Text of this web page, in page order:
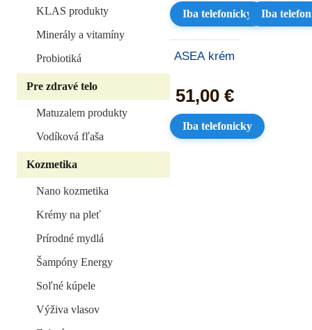
KLAS produkty
Minerály a vitamíny
Probiotiká
Pre zdravé telo
Matuzalem produkty
Vodíková fľaša
Kozmetika
Nano kozmetika
Krémy na pleť
Prírodné mydlá
Šampóny Energy
Soľné kúpele
Výživa vlasov
Iba telefonicky Iba
ASEA krém
51,00 €
Iba telefonicky